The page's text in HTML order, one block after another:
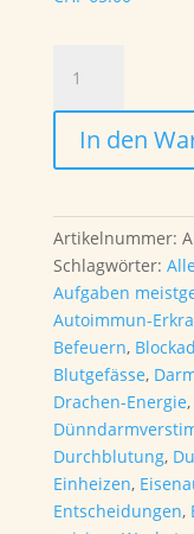
Aquamarin
Karneol
Bergkristall
Armband
18cm
(Einzelstück)
Menge
In den
Artikelnummer:
Schlagwörter:
Aufgaben
Autoimmun-
Befeuern,
Blutgefässe,
Drachen-Energie,
Durchblutung,
Einheizen,
Entscheidungen,